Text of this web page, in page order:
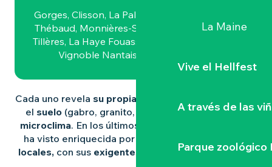
La Maine
Vive el Hellfest
A través de las
Parque zoológico
Gorges, Clisson, La Pallet, Goulaine, Château-
Thébaud, Monnières-Saint-Fiacre, Mouzillon-
Tillères, La Haye Fouassière, Vallet y (fuera del
Vignoble Nantais) Champtoceaux.
Cada uno revela su propia personalidad
el suelo(gabro, granito, esquisto de mica…) y el
microclima. En los últimos años, esta diversidad se
ha visto enriquecida por la incorporación de
locales, con sus exigentes pliegos de condiciones.